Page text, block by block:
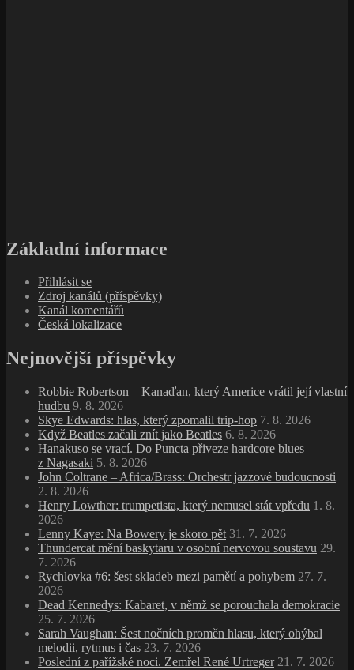
Základní informace
Přihlásit se
Zdroj kanálů (příspěvky)
Kanál komentářů
Česká lokalizace
Nejnovější příspěvky
Robbie Robertson – Kanaďan, který Americe vrátil její vlastní
hudbu 9. 8. 2026
Skye Edwards: hlas, který zpomalil trip‑hop 7. 8. 2026
Když Beatles začali znít jako Beatles 6. 8. 2026
Hanakuso se vrací. Do Puncta přiveze hardcore blues
z Nagasaki 5. 8. 2026
John Coltrane – Africa/Brass: Orchestr jazzové budoucnosti
2. 8. 2026
Henry Lowther: trumpetista, který nemusel stát vpředu 1. 8.
2026
Lenny Kaye: Na Bowery je skoro pět 31. 7. 2026
Thundercat mění baskytaru v osobní nervovou soustavu 29.
7. 2026
Rychlovka #6: šest skladeb mezi pamětí a pohybem 27. 7.
2026
Dead Kennedys: Kabaret, v němž se porouchala demokracie
25. 7. 2026
Sarah Vaughan: Šest nočních proměn hlasu, který ohýbal
melodii, rytmus i čas 23. 7. 2026
Poslední z pařížské noci. Zemřel René Urtreger 21. 7. 2026